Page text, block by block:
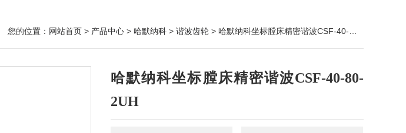
您的位置： 网站首页 > 产品中心 > 哈默纳科 > 谐波齿轮 > 哈默纳科坐标膛床精密谐波CSF-40-80-2UH
哈默纳科坐标膛床精密谐波CSF-40-80-
2UH